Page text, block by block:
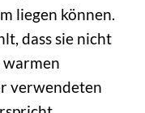
liegen können.
dass sie nicht
warmen
verwendeten